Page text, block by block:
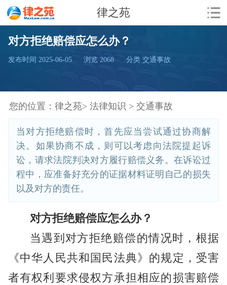
律之苑
对方拒绝赔偿应怎么办？
发布时间 2025-06-05 浏览 2068 分类 交通事故
您的位置： 律之苑> 法律知识 > 交通事故
当对方拒绝赔偿时，首先应当尝试通过协商解
决。如果协商不成，则可以考虑向法院提起诉
讼，请求法院判决对方履行赔偿义务。在诉讼过
程中，应准备好充分的证据材料证明自己的损失
以及对方的责任。
对方拒绝赔偿应怎么办？
当遇到对方拒绝赔偿的情况时，根据
《中华人民共和国民法典》的规定，受害
者有权利要求侵权方承担相应的损害赔偿